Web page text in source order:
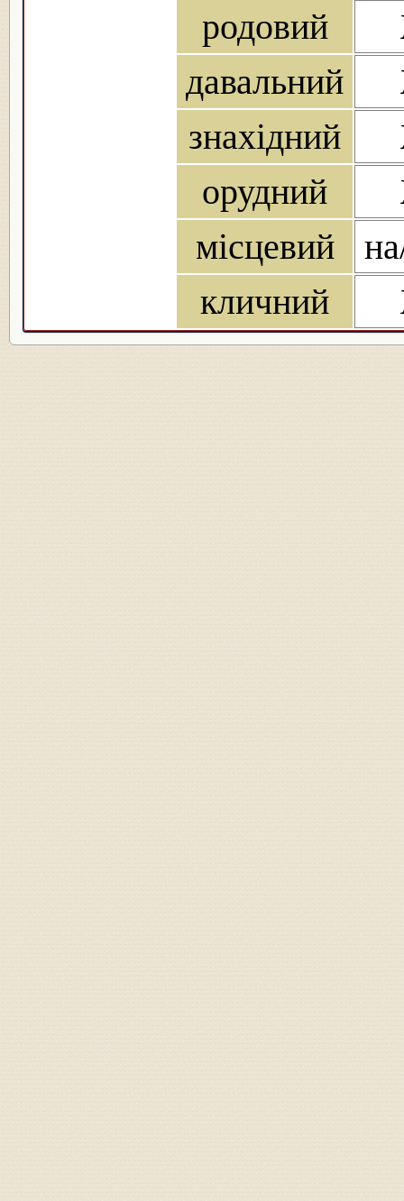
родовий
давальний
знахідний
орудний
місцевий
кличний